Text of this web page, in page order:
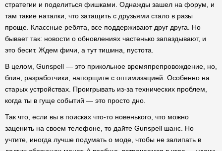
стратегии и поделиться фишками. Однажды зашел на форум, и
там такие наталки, что затащить с друзьями стало в разы
проще. Классные ребята, все поддерживают друг друга. Но
бывает так: новости о обновлениях частенько запаздывают, и
это бесит. Ждем фичи, а тут тишина, пустота.
В целом, Gunspell — это прикольное времяпрепровождение, но,
блин, разработчики, напорщите с оптимизацией. Особенно на
старых устройствах. Проигрывать из-за технических проблем,
когда ты в гуще событий — это просто дно.
Так что, если вы в поисках что-то новенького, что можно
заценить на своем телефоне, то дайте Gunspell шанс. Но
учтите, иногда лучше подумать о моде, чтобы не залипать в